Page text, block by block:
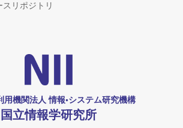
リポジトリ
用機関法人 情報•システム研究機構
国立情報学研究所